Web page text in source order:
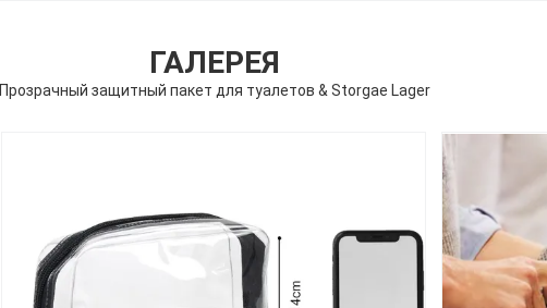
ГАЛЕРЕЯ
Прозрачный защитный пакет для туалетов & Storgae Lager